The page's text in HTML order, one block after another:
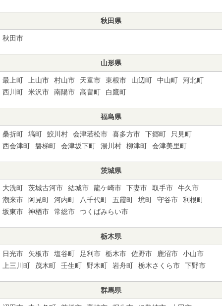
秋田県
秋田市
山形県
最上町 上山市 村山市 天童市 東根市 山辺町 中山町
河北町
西川町
米沢市 南陽市 高畠町 白鷹町
福島県
桑折町 塙町 鮫川村 会津若松市 喜多方市 下郷町
只見町
西会津町
磐梯町 会津坂下町 湯川村 柳津町 会津美里町
茨城県
大洗町 茨城古河市 結城市 龍ケ崎市 下妻市 取手市
牛久市
潮来市
阿見町 河内町 八千代町 五霞町 境町 守谷市
利根町
坂東市
神栖市 常総市 つくばみらい市
栃木県
日光市 矢板市 塩谷町 足利市 栃木市 佐野市 鹿沼市
小山市
上三川町
茂木町 壬生町 野木町 岩舟町 栃木さくら市 下野市
群馬県